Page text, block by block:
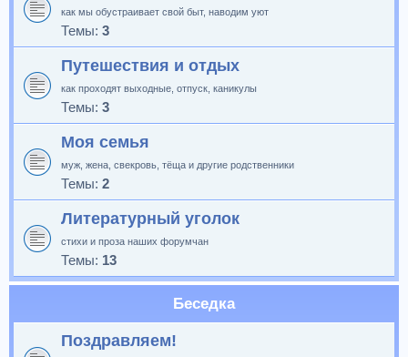
как мы обустраивает свой быт, наводим уют
Темы: 3
Путешествия и отдых
как проходят выходные, отпуск, каникулы
Темы: 3
Моя семья
муж, жена, свекровь, тёща и другие родственники
Темы: 2
Литературный уголок
стихи и проза наших форумчан
Темы: 13
Беседка
Поздравляем!